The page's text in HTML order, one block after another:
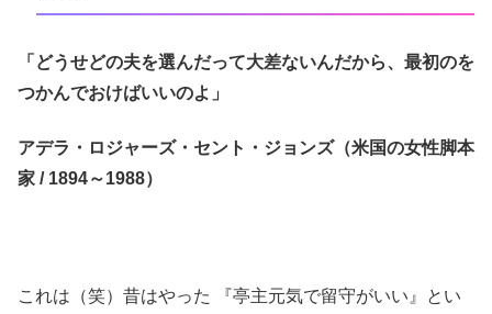
「どうせどの夫を選んだって大差ないんだから、最初のを
つかんでおけばいいのよ」
アデラ・ロジャーズ・セント・ジョンズ（米国の女性脚本
家 / 1894～1988）
これは（笑）昔はやった 『亭主元気で留守がいい』とい